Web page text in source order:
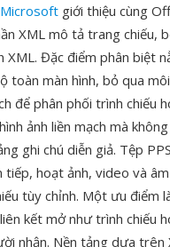
Microsoft giới thiệu cùng
XML mô tả trang chiếu,
XML. Đặc điểm phân biệt
toàn màn hình, bỏ qua
để phân phối trình chiếu
ảnh liền mạch mà
ghi chú diễn giả. Tệp
tiếp, hoạt ảnh, video và
tùy chỉnh. Một ưu điểm
kết mở như trình chiếu
nhận. Nền tảng dựa trên